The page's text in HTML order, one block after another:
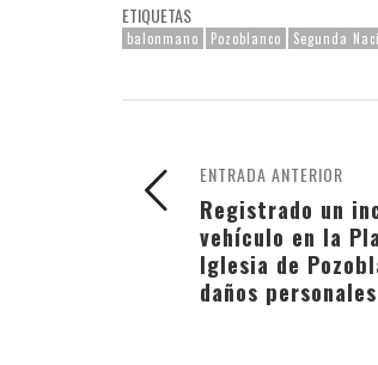
ETIQUETAS
balonmano Pozoblanco Segunda
ENTRADA ANTERIOR
Registrado un
vehículo en la
Iglesia de
daños personales